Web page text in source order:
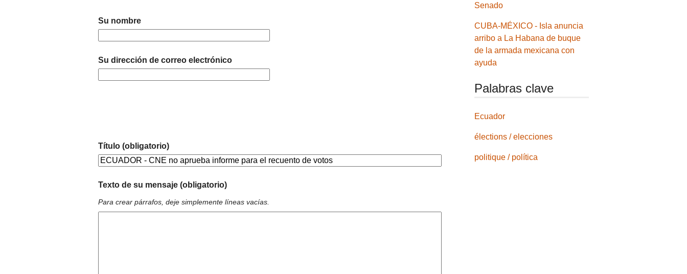
Su nombre
Su dirección de correo electrónico
Título (obligatorio)
Texto de su mensaje (obligatorio)
Para crear párrafos, deje simplemente líneas vacías.
Senado
CUBA-MÉXICO - Isla anuncia
arribo a La Habana de buque
de la armada mexicana con
ayuda
Palabras clave
Ecuador
élections / elecciones
politique / política